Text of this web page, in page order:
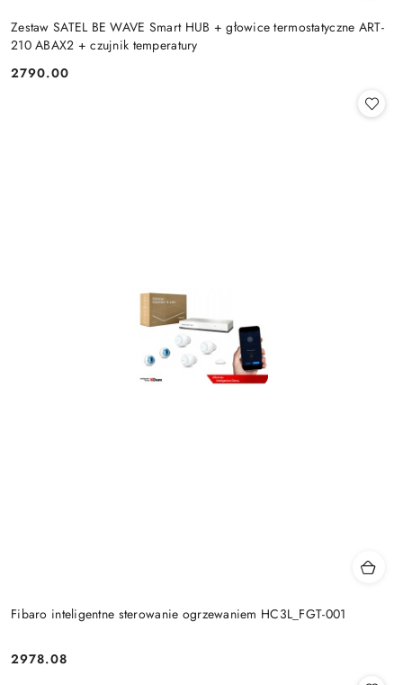
Zestaw SATEL BE WAVE Smart HUB + głowice termostatyczne ART-
210 ABAX2 + czujnik temperatury
Cena:
2790.00
Fibaro inteligentne sterowanie ogrzewaniem HC3L_FGT-001
Cena:
2978.08